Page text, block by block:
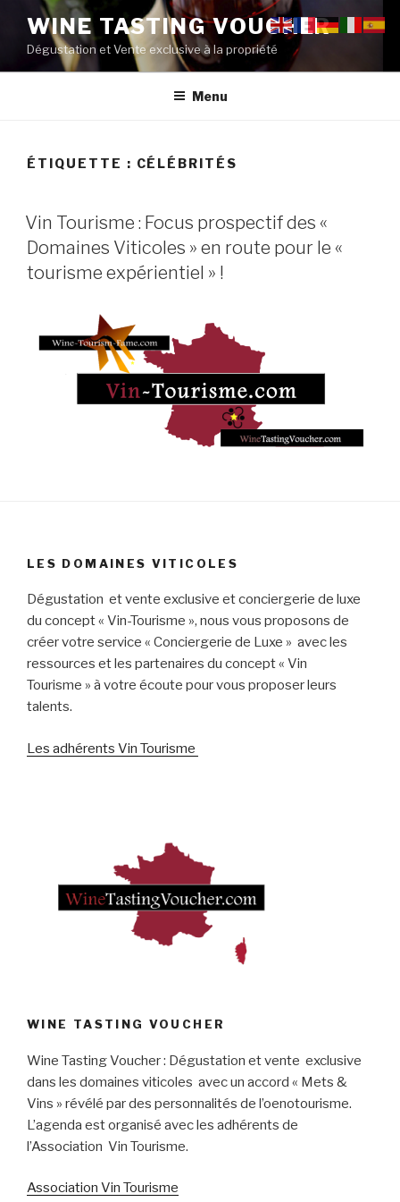
contenu
principal
WINE TASTING VOUCHER
Dégustation et Vente exclusive à la propriété
Menu
ÉTIQUETTE : CÉLÉBRITÉS
PUBLIÉ
LE
Vin Tourisme : Focus prospectif des «
Domaines Viticoles » en route pour le «
tourisme expérientiel » !
LES DOMAINES VITICOLES
Dégustation et vente exclusive et conciergerie de luxe
du concept « Vin-Tourisme », nous vous proposons de
créer votre service « Conciergerie de Luxe » avec les
ressources et les partenaires du concept « Vin
Tourisme » à votre écoute pour vous proposer leurs
talents.
Les adhérents Vin Tourisme
WINE TASTING VOUCHER
Wine Tasting Voucher : Dégustation et vente exclusive
dans les domaines viticoles avec un accord « Mets &
Vins » révélé par des personnalités de l’oenotourisme.
L’agenda est organisé avec les adhérents de
l’Association Vin Tourisme.
Association Vin Tourisme